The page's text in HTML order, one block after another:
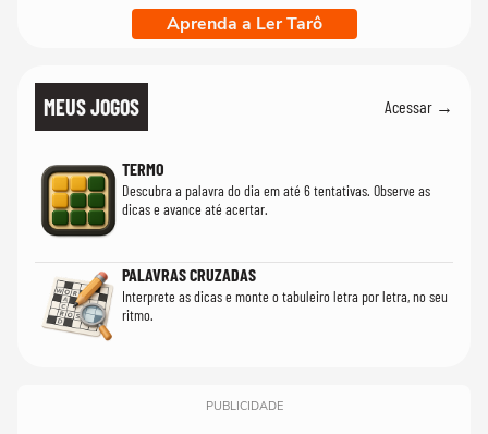
Aprenda a Ler Tarô
MEUS JOGOS Acessar →
TERMO
Descubra a palavra do dia em até 6 tentativas. Observe as
dicas e avance até acertar.
PALAVRAS CRUZADAS
Interprete as dicas e monte o tabuleiro letra por letra, no seu
ritmo.
PUBLICIDADE